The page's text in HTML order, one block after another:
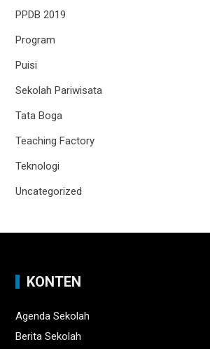
PPDB 2019
Program
Puisi
Sekolah Pariwisata
Tata Boga
Teaching Factory
Teknologi
Uncategorized
KONTEN
Agenda Sekolah
Berita Sekolah